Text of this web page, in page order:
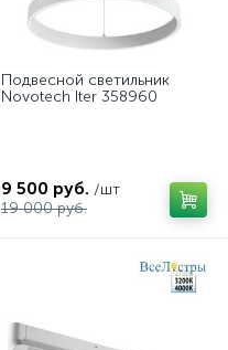
Подвесной светильник
Novotech Iter 358960
9 500 руб. /шт
19 000 руб.